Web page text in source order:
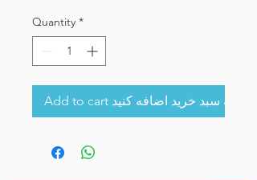
Quantity *
Add to cart به سبد خرید اضافه کنید